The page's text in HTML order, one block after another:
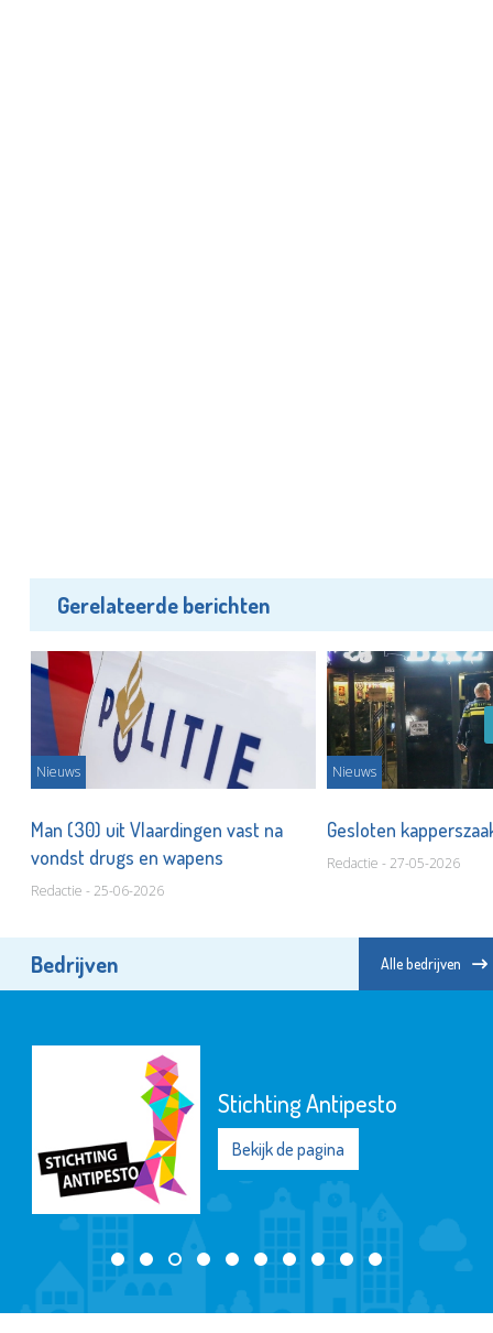
Gerelateerde berichten
Nieuws
Man (30) uit Vlaardingen vast na
vondst drugs en wapens
Redactie - 25-06-2026
Nieuws
Gesloten
Redactie - 27-05-2026
Bedrijven Alle bedrijven
Stichting Antipesto
Bekijk de pagina